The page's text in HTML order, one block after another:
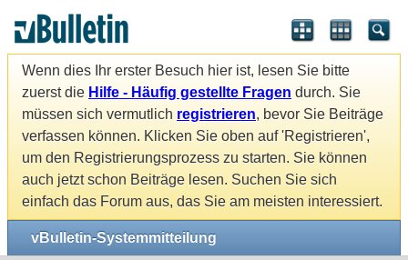
Wenn dies Ihr erster Besuch hier ist, lesen Sie bitte
zuerst die Hilfe - Häufig gestellte Fragen durch. Sie
müssen sich vermutlich registrieren, bevor Sie Beiträge
verfassen können. Klicken Sie oben auf 'Registrieren',
um den Registrierungsprozess zu starten. Sie können
auch jetzt schon Beiträge lesen. Suchen Sie sich
einfach das Forum aus, das Sie am meisten interessiert.
vBulletin-Systemmitteilung